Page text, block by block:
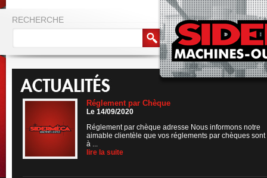
RECHERCHE
Réglement par Chèque
Le 14/09/2020
Réglement par chèque adresse Nous informons notre
aimable clientèle que vos réglements par chèques sont
à ...
lire la suite